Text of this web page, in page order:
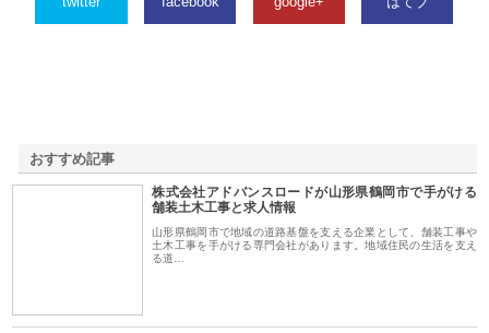
おすすめ記事
株式会社アドバンスロードが山形県鶴岡市で手がける
舗装土木工事と求人情報
山形県鶴岡市で地域の道路基盤を支える企業として、舗装工事や
土木工事を手がける専門会社があります。地域住民の生活を支え
る道…